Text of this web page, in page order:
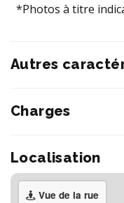
*Photos à titre
Autres
Charges
Localisation
Vue de la rue